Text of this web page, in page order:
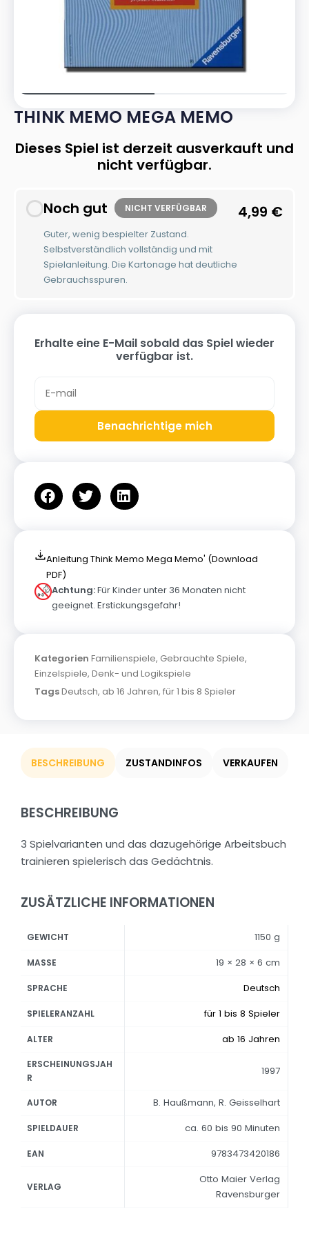
THINK MEMO MEGA MEMO
Dieses Spiel ist derzeit ausverkauft und
nicht verfügbar.
Noch gut NICHT VERFÜGBAR
Guter, wenig bespielter Zustand.
Selbstverständlich vollständig und mit
Spielanleitung. Die Kartonage hat deutliche
Gebrauchsspuren.
4,99 €
Erhalte eine E-Mail sobald das Spiel wieder
verfügbar ist.
Benachrichtige mich
Anleitung Think Memo Mega Memo' (Download
PDF)
Achtung:Für Kinder unter 36 Monaten nicht
geeignet. Erstickungsgefahr!
Kategorien Familienspiele, Gebrauchte Spiele,
Einzelspiele, Denk- und Logikspiele
TagsDeutsch, ab 16 Jahren, für 1 bis 8 Spieler
BESCHREIBUNG ZUSTANDINFOS VERKAUFEN
BESCHREIBUNG
3 Spielvarianten und das dazugehörige Arbeitsbuch
trainieren spielerisch das Gedächtnis.
ZUSÄTZLICHE INFORMATIONEN
GEWICHT 1150 g
MASSE 19 × 28 × 6 cm
SPRACHE Deutsch
SPIELERANZAHL für 1 bis 8 Spieler
ALTER ab 16 Jahren
ERSCHEINUNGSJAH
R
1997
AUTOR B. Haußmann, R. Geisselhart
SPIELDAUER ca. 60 bis 90 Minuten
EAN 9783473420186
VERLAG
Otto Maier Verlag
Ravensburger